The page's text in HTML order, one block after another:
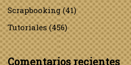
Scrapbooking(41)
Tutoriales(456)
Comentarios recientes